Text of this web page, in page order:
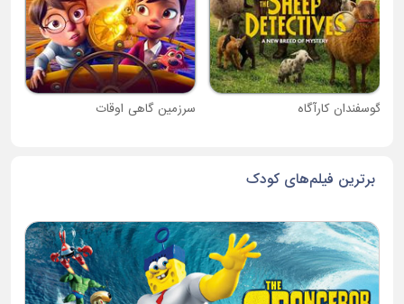
گوسفندان کارآگاه سرزمین گاهی اوقات
برترین فیلم‌های کودک